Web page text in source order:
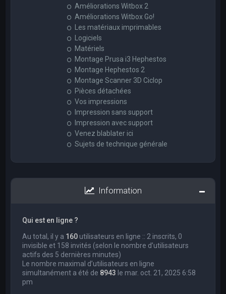
Améliorations Witbox 2
Améliorations Witbox Go!
Les matériaux imprimables
Logiciels
Matériels
Montage Prusa i3 Hephestos
Montage Hephestos 2
Montage Scanner 3D Ciclop
Pièces détachées
Vos impressions
Impression sans support
Impression avec support
Venez blablater ici
Sujets de technique générale
Information
Qui est en ligne ?
Au total, il y a 160 utilisateurs en ligne :: 2 inscrits, 0
invisible et 158 invités (selon le nombre d’utilisateurs
actifs des 5 dernières minutes)
Le nombre maximal d’utilisateurs en ligne
simultanément a été de 8943 le mar. oct. 21, 2025 6:58
pm